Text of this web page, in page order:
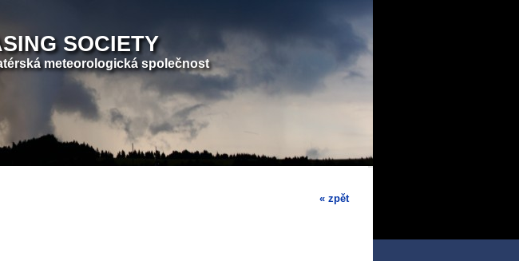
SOCIETY
meteorologická společnost
« zpět